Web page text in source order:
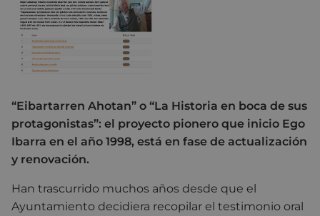
“Eibartarren Ahotan” o “La Historia en boca de sus
protagonistas”: el proyecto pionero que inicio Ego
Ibarra en el año 1998, está en fase de actualización
y renovación.
Han trascurrido muchos años desde que el
Ayuntamiento decidiera recopilar el testimonio oral